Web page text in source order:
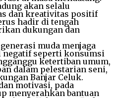
akan selalu
dan kreativitas positif
hadir di tengah
dukungan dan
muda menjaga
seperti konsumsi
ketertiban umum,
dalam pelestarian seni,
Banjar Celuk.
motivasi, pada
menyerahkan bantuan